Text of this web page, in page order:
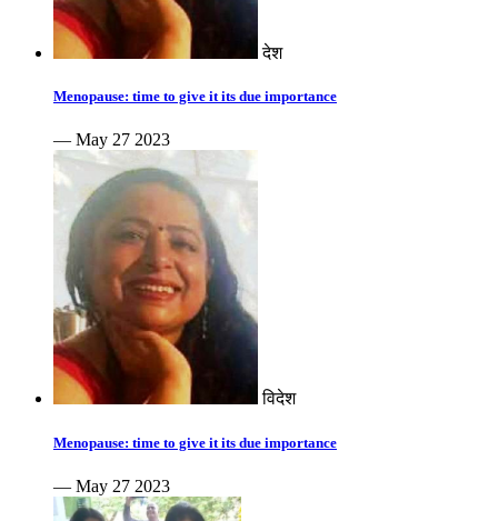
देश
Menopause: time to give it its due importance
— May 27 2023
विदेश
Menopause: time to give it its due importance
— May 27 2023